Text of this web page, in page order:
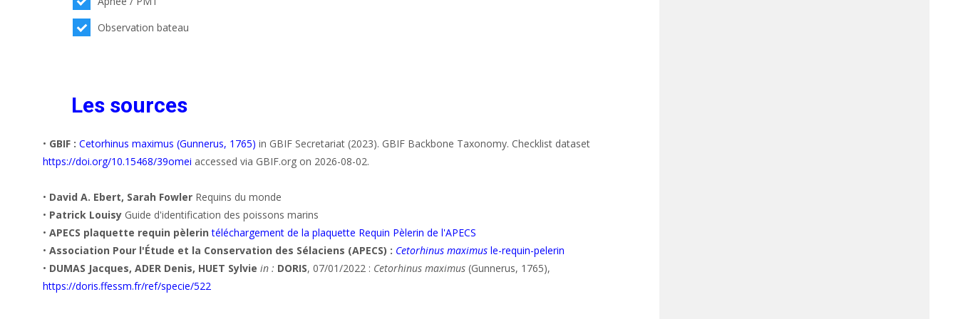
Observation bateau
Les sources
• GBIF : Cetorhinus maximus (Gunnerus, 1765) in GBIF Secretariat (2023). GBIF Backbone Taxonomy. Checklist dataset
https://doi.org/10.15468/39omei accessed via GBIF.org on 2026-08-02.
• David A. Ebert, Sarah Fowler Requins du monde
• Patrick Louisy Guide d'identification des poissons marins
• APECS plaquette requin pèlerintéléchargement de la plaquette Requin Pèlerin de l'APECS
• Association Pour l'Étude et la Conservation des Sélaciens (APECS) : Cetorhinus maximus le-requin-pelerin
• DUMAS Jacques, ADER Denis, HUET Sylvie in : DORIS, 07/01/2022 : Cetorhinus maximus (Gunnerus, 1765),
https://doris.ffessm.fr/ref/specie/522